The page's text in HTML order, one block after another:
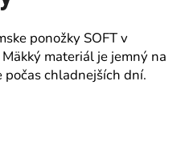
ponožky SOFT v
materiál je jemný na
chladnejších dní.